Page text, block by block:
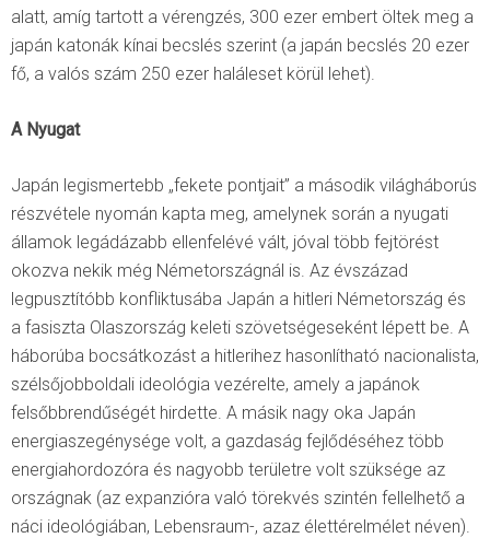
alatt, amíg tartott a vérengzés, 300 ezer embert öltek meg a
japán katonák kínai becslés szerint (a japán becslés 20 ezer
fő, a valós szám 250 ezer haláleset körül lehet).
A Nyugat
Japán legismertebb „fekete pontjait” a második világháborús
részvétele nyomán kapta meg, amelynek során a nyugati
államok legádázabb ellenfelévé vált, jóval több fejtörést
okozva nekik még Németországnál is. Az évszázad
legpusztítóbb konfliktusába Japán a hitleri Németország és
a fasiszta Olaszország keleti szövetségeseként lépett be. A
háborúba bocsátkozást a hitlerihez hasonlítható nacionalista,
szélsőjobboldali ideológia vezérelte, amely a japánok
felsőbbrendűségét hirdette. A másik nagy oka Japán
energiaszegénysége volt, a gazdaság fejlődéséhez több
energiahordozóra és nagyobb területre volt szüksége az
országnak (az expanzióra való törekvés szintén fellelhető a
náci ideológiában, Lebensraum-, azaz élettérelmélet néven).